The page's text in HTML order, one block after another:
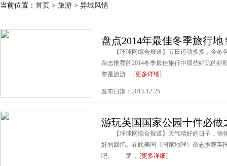
当前位置： 首页 > 旅游 > 异域风情
盘点2014年最佳冬季旅行地
【环球网综合报道】节日运动多多，今冬
杂志推荐的2014冬季最佳旅行中那些好玩
黎是旅游 ... [更多详细]
发布日期：2013-12-25
游玩英国国家公园十件必做
【环球网综合报道】天气晴好的日子，徜
好的回忆。在此美国《国家地理》杂志推荐英
吧。 罗 ... [更多详细]